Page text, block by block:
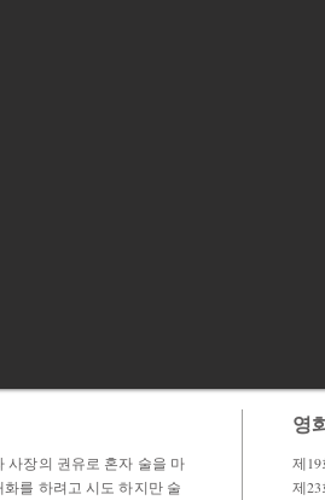
사장의 권유로 혼자 술을 마
를 하려고 시도 하지만 술
영
제
제